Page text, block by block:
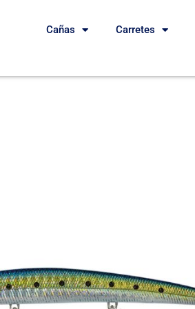
Cañas Carretes